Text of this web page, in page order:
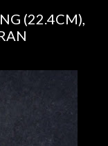
(22.4CM),